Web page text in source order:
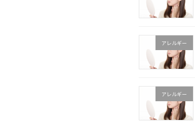
アレルギー
アレルギー